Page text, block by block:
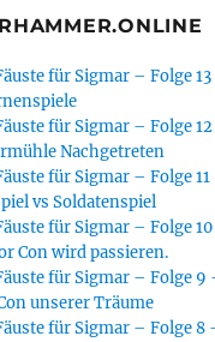
für Sigmar – Folge
für Sigmar – Folge
Nachgetreten
für Sigmar – Folge 11
vs Soldatenspiel
für Sigmar – Folge
Con wird passieren.
für Sigmar – Folge 9
unserer Träume
für Sigmar – Folge 8